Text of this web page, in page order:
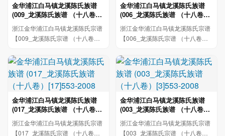
金华浦江白马镇龙溪陈氏族谱
(009_龙溪陈氏族谱 （十八卷）
[9]553-2008
浙江金华浦江白马镇龙溪陈氏宗谱
【009_龙溪陈氏宗谱 （十八卷）
金华浦江白马镇龙溪陈氏族谱
(006_龙溪陈氏族谱 （十八卷）
[6]553-2008
浙江金华浦江白马镇龙溪陈氏宗谱
【006_龙溪陈氏宗谱 （十八卷）
金华浦江白马镇龙溪陈氏族谱
(017_龙溪陈氏族谱 （十八卷）
[17]553-2008
浙江金华浦江白马镇龙溪陈氏宗谱
【017_龙溪陈氏宗谱 （十八卷）
金华浦江白马镇龙溪陈氏族谱
(003_龙溪陈氏族谱 （十八卷）
[3]553-2008
浙江金华浦江白马镇龙溪陈氏宗谱
【003_龙溪陈氏宗谱 （十八卷）